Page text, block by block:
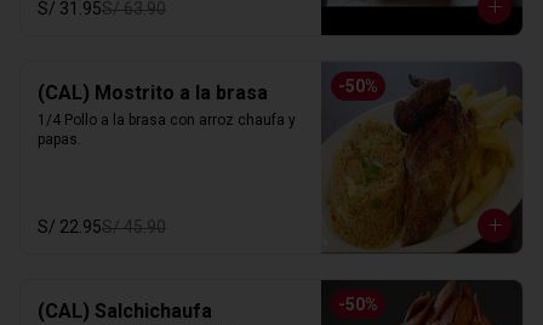
S/ 31.95S/ 63.90
-50%
(CAL) Mostrito a la brasa
1/4 Pollo a la brasa con arroz chaufa y
papas.
S/ 22.95S/ 45.90
-50%
(CAL) Salchichaufa